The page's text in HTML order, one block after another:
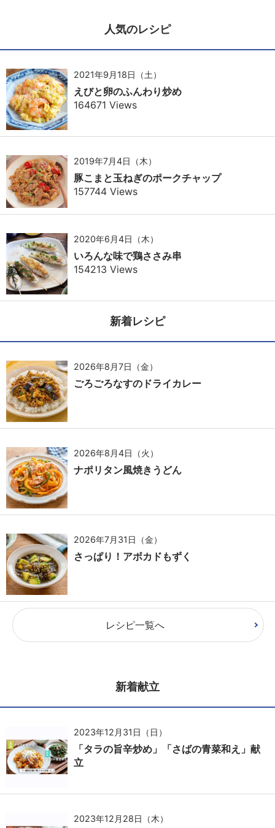
人気のレシピ
2021年9月18日（土）
えびと卵のふんわり炒め
164671 Views
2019年7月4日（木）
豚こまと玉ねぎのポークチャップ
157744 Views
2020年6月4日（木）
いろんな味で鶏ささみ串
154213 Views
新着レシピ
2026年8月7日（金）
ごろごろなすのドライカレー
2026年8月4日（火）
ナポリタン風焼きうどん
2026年7月31日（金）
さっぱり！アボカドもずく
レシピ一覧へ
新着献立
2023年12月31日（日）
「タラの旨辛炒め」「さばの青菜和え」献
立
2023年12月28日（木）